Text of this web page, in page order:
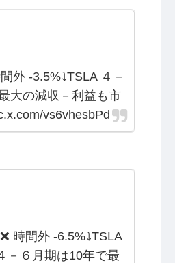
外 -3.5%⤵️TSLA ４－
大の減収－利益も市
vs6vhesbPd
時間外 -6.5%⤵️TSLA
－６月期は10年で最